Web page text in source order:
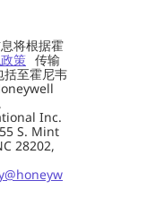
将根据霍
策 传输
括至霍尼韦
Inc.
S. Mint
28202,